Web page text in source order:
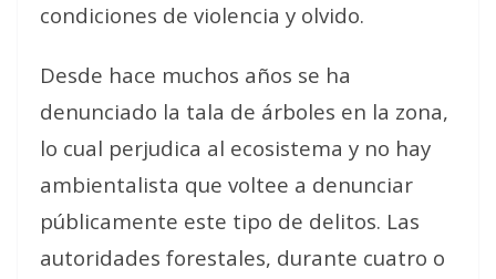
condiciones de violencia y olvido.
Desde hace muchos años se ha
denunciado la tala de árboles en la zona,
lo cual perjudica al ecosistema y no hay
ambientalista que voltee a denunciar
públicamente este tipo de delitos. Las
autoridades forestales, durante cuatro o